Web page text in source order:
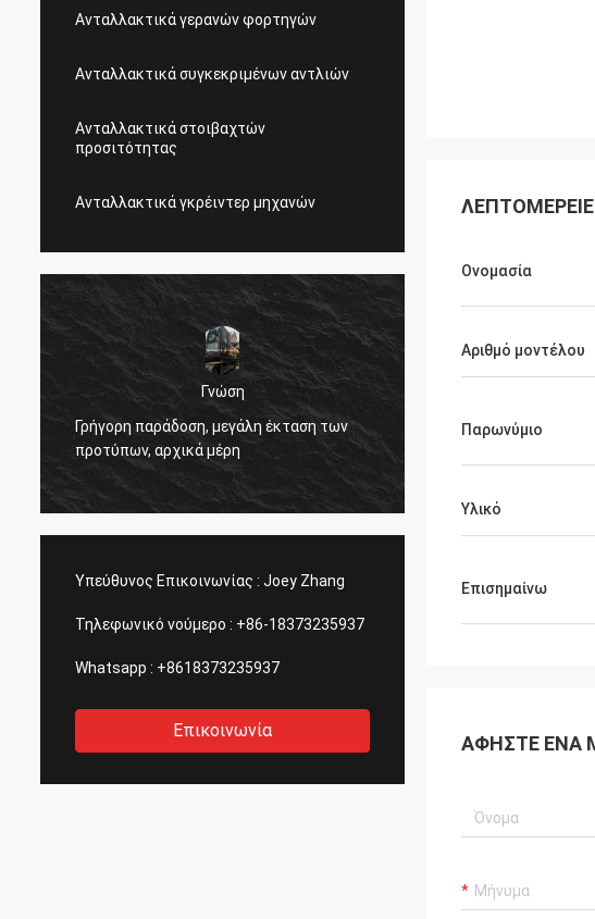
Ανταλλακτικά γερανών φορτηγών
Ανταλλακτικά συγκεκριμένων αντλιών
Ανταλλακτικά στοιβαχτών
προσιτότητας
Ανταλλακτικά γκρέιντερ μηχανών
Γνώση
Γρήγορη παράδοση, μεγάλη έκταση των
προτύπων, αρχικά μέρη
Πολύ καλή εμπειρία
η ποιότητα μερών
πάντα.
Υπεύθυνος Επικοινωνίας : Joey Zhang
Τηλεφωνικό νούμερο : +86-18373235937
Whatsapp : +8618373235937
Επικοινωνία
Ονομασία
Αριθμό μοντέλου
Παρωνύμιο
Υλικό
Επισημαίνω
ΑΦΉΣΤΕ ΈΝΑ